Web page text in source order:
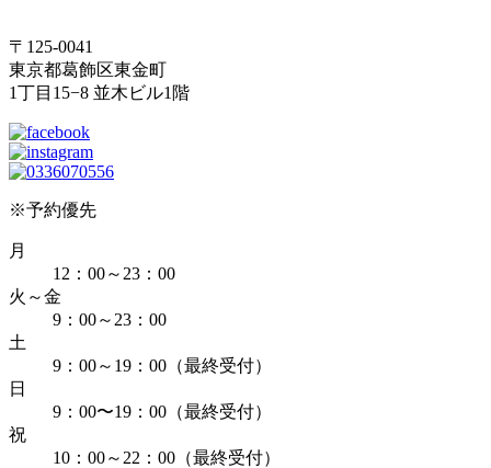
〒125-0041
東京都葛飾区東金町
1丁目15−8 並木ビル1階
※予約優先
月
12：00～23：00
火～金
9：00～23：00
土
9：00～19：00（最終受付）
日
9：00〜19：00（最終受付）
祝
10：00～22：00（最終受付）